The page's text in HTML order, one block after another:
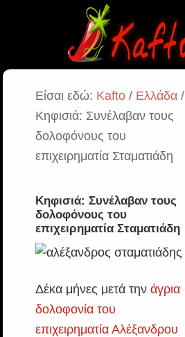
Είσαι εδώ: Kafto/ Ελλάδα/
Κηφισιά: Συνέλαβαν τους
δολοφόνους του
επιχειρηματία Σταματιάδη
Κηφισιά: Συνέλαβαν τους
δολοφόνους του
επιχειρηματία Σταματιάδη
Δέκα μήνες μετά τηνάγρια
δολοφονία του
επιχειρηματία Αλέξανδρου